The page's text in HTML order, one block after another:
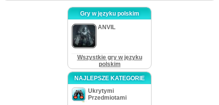
Gry w języku polskim
ANVIL
Wszystkie gry w języku
polskim
NAJLEPSZE KATEGORIE
Ukrytymi
Przedmiotami